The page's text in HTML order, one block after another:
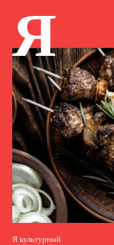
Я
Я культурный